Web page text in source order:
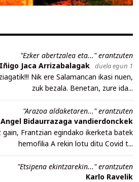
"Ezker abertzalea eta..." erantzuten
Iñigo Jaca Arrizabalagak duela egun 1
Nik ere Salamancan ikasi nuen,
zuk bezala. Benetan, zure ida...
"Arazoa aldaketaren..." erantzuten
Angel Bidaurrazaga vandierdonckek
Frantzian egindako ikerketa batek
hemofilia A rekin lotu ditu Covid t...
"Etsipena ekintzarekin..." erantzuten
Karlo Ravelik